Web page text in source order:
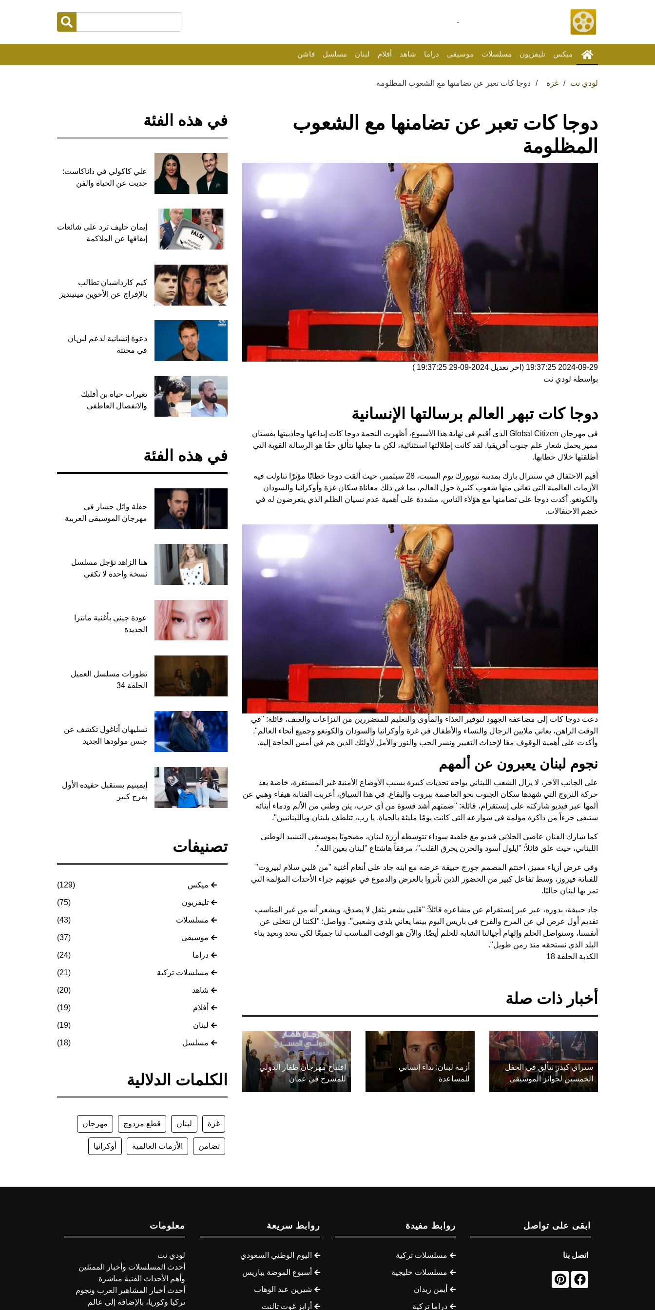
-
ميكس تليفزيون مسلسلات موسيقى دراما شاهد أفلام لبنان مسلسل فاشن
لودي نت غزة دوجا كات تعبر عن تضامنها مع الشعوب المظلومة
دوجا كات تعبر عن تضامنها مع الشعوب
المظلومة
2024-09-29 19:37:25 (اخر تعديل 2024-09-29 19:37:25
)
بواسطة لودي نت
دوجا كات تبهر العالم برسالتها الإنسانية
في مهرجان Global Citizen الذي أقيم في نهاية هذا الأسبوع، أظهرت النجمة دوجا كات إبداعها وجاذبيتها بفستان
مميز يحمل شعار علم جنوب أفريقيا. لقد كانت إطلالتها استثنائية، لكن ما جعلها تتألق حقًا هو الرسالة القوية التي
أطلقتها خلال خطابها.
أقيم الاحتفال في سنترال بارك بمدينة نيويورك يوم السبت، 28 سبتمبر، حيث ألقت دوجا خطابًا مؤثرًا تناولت فيه
الأزمات العالمية التي تعاني منها شعوب كثيرة حول العالم، بما في ذلك معاناة سكان غزة وأوكرانيا والسودان
والكونغو. أكدت دوجا على تضامنها مع هؤلاء الناس، مشددة على أهمية عدم نسيان الظلم الذي يتعرضون له في
خضم الاحتفالات.
دعت دوجا كات إلى مضاعفة الجهود لتوفير الغذاء والمأوى والتعليم للمتضررين من النزاعات والعنف، قائلة: "في
الوقت الراهن، يعاني ملايين الرجال والنساء والأطفال في غزة وأوكرانيا والسودان والكونغو وجميع أنحاء العالم".
وأكدت على أهمية الوقوف معًا لإحداث التغيير ونشر الحب والنور والأمل لأولئك الذين هم في أمس الحاجة إليه.
نجوم لبنان يعبرون عن ألمهم
على الجانب الآخر، لا يزال الشعب اللبناني يواجه تحديات كبيرة بسبب الأوضاع الأمنية غير المستقرة، خاصة بعد
حركة النزوج التي شهدها سكان الجنوب نحو العاصمة بيروت والبقاع. في هذا السياق، أعربت الفنانة هيفاء وهبي عن
ألمها عبر فيديو شاركته على إنستقرام، قائلة: "صمتهم أشد قسوة من أي حرب، يئن وطني من الألم ودماء أبنائه
ستبقى جزءاً من ذاكرة مؤلمة في شوارعه التي كانت يومًا مليئة بالحياة. يا رب، تتلطف بلبنان وباللبنانيين".
كما شارك الفنان عاصي الحلاني فيديو مع خلفية سوداء تتوسطه أرزة لبنان، مصحوبًا بموسيقى النشيد الوطني
اللبناني، حيث علق قائلاً: "ايلول أسود والحزن يحرق القلب"، مرفقاً هاشتاغ "لبنان بعين الله".
وفي عرض أزياء مميز، اختتم المصمم جورج حبيقة عرضه مع ابنه جاد على أنغام أغنية "من قلبي سلام لبيروت"
للفنانة فيروز، وسط تفاعل كبير من الحضور الذين تأثروا بالعرض والدموع في عيونهم جراء الأحداث المؤلمة التي
تمر بها لبنان حاليًا.
جاد حبيقة، بدوره، عبر عبر إنستقرام عن مشاعره قائلاً: "قلبي يشعر بثقل لا يصدق، ويشعر أنه من غير المناسب
تقديم أول عرض لي عن المرح والفرح في باريس اليوم بينما يعاني بلدي وشعبي". وواصل: "لكننا لن نتخلى عن
أنفسنا، وسنواصل الحلم وإلهام أجيالنا الشابة للحلم أيضًا. والآن هو الوقت المناسب لنا جميعًا لكي نتحد ونعيد بناء
البلد الذي نستحقه منذ زمن طويل".
الكذبة الحلقة 18
أخبار ذات صلة
ستراي كيدز تتألق في الحفل
الخمسين لجوائز الموسيقى
أزمة لبنان: نداء إنساني
للمساعدة
افتتاح مهرجان ظفار الدولي
للمسرح في عمان
في هذه الفئة
علي كاكولي في داناكاست:
حديث عن الحياة والفن
إيمان خليف ترد على شائعات
إيقافها عن الملاكمة
كيم كارداشيان تطالب
بالإفراج عن الأخوين مينينديز
دعوة إنسانية لدعم لبنان
في محنته
تغيرات حياة بن أفليك
والانفصال العاطفي
في هذه الفئة
حفلة وائل جسار في
مهرجان الموسيقى العربية
هنا الزاهد تؤجل مسلسل
نسخة واحدة لا تكفي
عودة جيني بأغنية مانترا
الجديدة
تطورات مسلسل العميل
الحلقة 34
نسليهان أتاغول تكشف عن
جنس مولودها الجديد
إيمينيم يستقبل حفيده الأول
بفرح كبير
تصنيفات
ميكس (129)
تليفزيون (75)
مسلسلات (43)
موسيقى (37)
دراما (24)
مسلسلات تركية (21)
شاهد (20)
أفلام (19)
لبنان (19)
مسلسل (18)
الكلمات الدلالية
غزة لبنان قطع مزدوج مهرجان
تضامن الأزمات العالمية أوكرانيا
ابقى على تواصل
اتصل بنا
روابط مفيدة
مسلسلات تركية
مسلسلات خليجية
أيمن زيدان
دراما تركية
روابط سريعة
اليوم الوطني السعودي
أسبوع الموضة بباريس
شيرين عبد الوهاب
أرابز غوت تالنت
معلومات
لودي نت
أحدث المسلسلات وأخبار الممثلين
وأهم الأحداث الفنية مباشرة
أحدث أخبار المشاهير العرب ونجوم
تركيا وكوريا، بالإضافة إلى عالم